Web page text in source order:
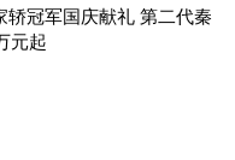
轿冠军国庆献礼 第二代秦
元起